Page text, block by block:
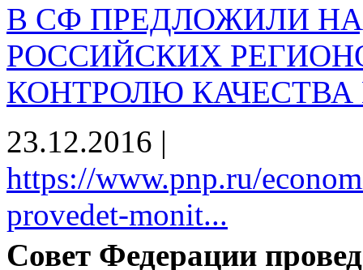
В СФ ПРЕДЛОЖИЛИ
РОССИЙСКИХ
КОНТРОЛЮ
23.12.2016 |
https://www.pnp.ru/
provedet-monit...
Совет Федерации